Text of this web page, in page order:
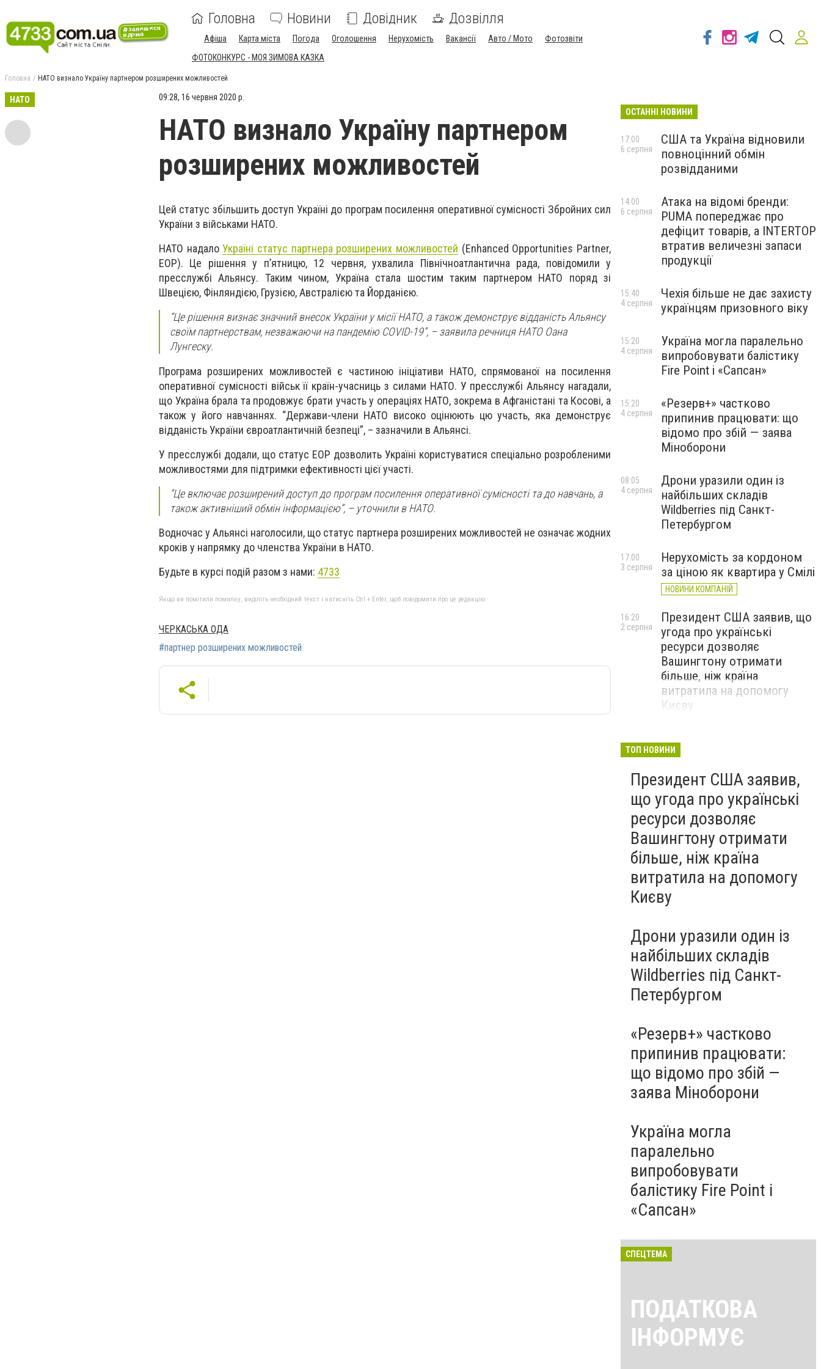
Головна Новини Довідник Дозвілля
Афіша Карта міста Погода Оголошення Нерухомість Вакансії Авто / Мото
Фотозвіти
ФОТОКОНКУРС - МОЯ ЗИМОВА КАЗКА
Головна НАТО визнало Україну партнером розширених можливостей
НАТО 09:28, 16 червня 2020 р.
НАТО визнало Україну партнером
розширених можливостей
Цей статус збільшить доступ Україні до програм посилення оперативної сумісності Збройних сил
України з військами НАТО.
НАТО надалоУкраїні статус партнера розширених можливостей (Enhanced Opportunities Partner,
EOP). Це рішення у п’ятницю, 12 червня, ухвалила Північноатлантична рада, повідомили у
пресслужбі Альянсу. Таким чином, Україна стала шостим таким партнером НАТО поряд зі
Швецією, Фінляндією, Грузією, Австралією та Йорданією.
“Це рішення визнає значний внесок України у місії НАТО, а також демонструє відданість Альянсу
своїм партнерствам, незважаючи на пандемію COVID-19”, – заявила речниця НАТО Оана
Лунгеску.
Програма розширених можливостей є частиною ініціативи НАТО, спрямованої на посилення
оперативної сумісності військ її країн-учасниць з силами НАТО. У пресслужбі Альянсу нагадали,
що Україна брала та продовжує брати участь у операціях НАТО, зокрема в Афганістані та Косові, а
також у його навчаннях. “Держави-члени НАТО високо оцінюють цю участь, яка демонструє
відданість України євроатлантичній безпеці”, – зазначили в Альянсі.
У пресслужбі додали, що статус EOP дозволить Україні користуватися спеціально розробленими
можливостями для підтримки ефективності цієї участі.
“Це включає розширений доступ до програм посилення оперативної сумісності та до навчань, а
також активніший обмін інформацією”, – уточнили в НАТО.
Водночас у Альянсі наголосили, що статус партнера розширених можливостей не означає жодних
кроків у напрямку до членства України в НАТО.
Будьте в курсі подій разом з нами: 4733
Якщо ви помітили помилку, виділіть необхідний текст і натисніть Ctrl + Enter, щоб повідомити про це редакцію
ЧЕРКАСЬКА ОДА
#партнер розширених можливостей
ОСТАННІ НОВИНИ
США та Україна відновили
повноцінний обмін
розвідданими
17:00
6 серпня
Атака на відомі бренди:
PUMA попереджає про
дефіцит товарів, а INTERTOP
втратив величезні запаси
продукції
14:00
6 серпня
Чехія більше не дає захисту
українцям призовного віку
15:40
4 серпня
Україна могла паралельно
випробовувати балістику
Fire Point і «Сапсан»
15:20
4 серпня
«Резерв+» частково
припинив працювати: що
відомо про збій — заява
Міноборони
15:20
4 серпня
Дрони уразили один із
найбільших складів
Wildberries під Санкт-
Петербургом
08:05
4 серпня
Нерухомість за кордоном
за ціною як квартира у Смілі
НОВИНИ КОМПАНІЙ
17:00
3 серпня
Президент США заявив, що
угода про українські
ресурси дозволяє
Вашингтону отримати
більше, ніж країна
витратила на допомогу
Києву
16:20
2 серпня
ТОП НОВИНИ
Президент США заявив,
що угода про українські
ресурси дозволяє
Вашингтону отримати
більше, ніж країна
витратила на допомогу
Києву
Дрони уразили один із
найбільших складів
Wildberries під Санкт-
Петербургом
«Резерв+» частково
припинив працювати:
що відомо про збій —
заява Міноборони
Україна могла
паралельно
випробовувати
балістику Fire Point і
«Сапсан»
СПЕЦТЕМА
ПОДАТКОВА
ІНФОРМУЄ